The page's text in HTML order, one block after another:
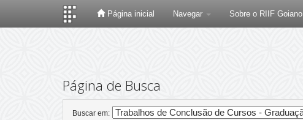
Página inicial Navegar Sobre o RIIF Goiano
Página de Busca
Buscar em: